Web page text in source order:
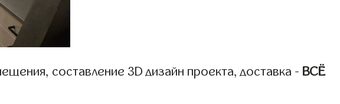
составление 3D дизайн проекта, доставка - ВСЁ